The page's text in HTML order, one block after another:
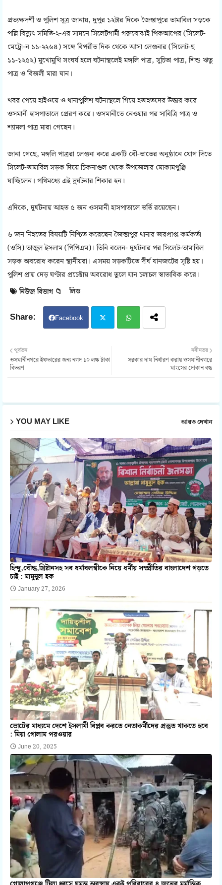
প্রত্যক্ষদর্শী ও পুলিশ সূত্র জানায়, দুপুর ১২টার দিকে জৈন্তাপুরে তামাবিল সড়কে
পল্লি বিদ্যুৎ সমিতি-২-এর সামনে সিলেটগামী গরুবোঝাই পিকআপের (সিলেট-
মেট্রো-ন ১১-২২৬৪) সঙ্গে বিপরীত দিক থেকে আসা লেগুনার (সিলেট-ছ
১১-১২৫২) মুখোমুখি সংঘর্ষ হলে ঘটনাস্থলেই মঙ্গলি পাত্র, সুচিতা পাত্র, শিশু ঋতু
পাত্র ও বিজলী মারা যান।
খবর পেয়ে হাইওয়ে ও থানাপুলিশ ঘটনাস্থলে গিয়ে হতাহতদের উদ্ধার করে
ওসমানী হাসপাতালে প্রেরণ করে। ওসমানীতে নেওয়ার পর সাবিত্রি পাত্র ও
শ্যামলা পাত্র মারা গেছেন।
জানা গেছে, মঙ্গলি পাত্ররা লেগুনা করে একটি বৌ-ভাতের অনুষ্ঠানে যোগ দিতে
সিলেট-তামাবিল সড়ক দিয়ে চিকনাগুল থেকে উপজেলার মোকামপুঞ্জি
যাচ্ছিলেন। পথিমধ্যে এই দুর্ঘটনার শিকার হন।
এদিকে, দুর্ঘটনায় আহত ৫ জন ওসমানী হাসপাতালে ভর্তি রয়েছেন।
৬ জন নিহতের বিষয়টি নিশ্চিত করেছেন জৈন্তাপুর থানার ভারপ্রাপ্ত কর্মকর্তা
(ওসি) তাজুল ইসলাম (পিপিএম)। তিনি বলেন- দুর্ঘটনার পর সিলেট-তামাবিল
সড়ক অবরোধ করেন স্থানীয়রা। এসময় সড়কটিতে দীর্ঘ যানজটের সৃষ্টি হয়।
পুলিশ প্রায় দেড় ঘণ্টার প্রচেষ্টায় অবরোধ তুলে যান চলাচল স্বাভাবিক করে।
নিউজ বিভাগ 📁 লিড
Facebook
ter atsa
নবীনতর
সরকার দাম নির্ধারণ করায় ওসমানীনগরে
মাংসের দোকান বন্ধ
পূর্বতন
ওসমানীনগরে ইফতারের জন্য নগদ ১০ লক্ষ টাকা
বিতরণ
YOU MAY LIKE আরও দেখান
হিন্দু,বৌদ্ধ,খ্রিষ্টানসহ সব ধর্মাবলম্বীকে নিয়ে ধর্মীয় সম্প্রীতির বাংলাদেশ গড়তে
চাই : মামুনুল হক
January 27, 2026
ভোটের মাধ্যমে দেশে ইসলামী বিপ্লব করতে নেতাকর্মীদের প্রস্তুত থাকতে হবে
: মিয়া গোলাম পরওয়ার
June 20, 2025